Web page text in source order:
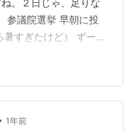
参議院選挙 早朝に投
すぎたけど） ずーっ
た着物）が入ってお
が、シミがすごかった
ていたからかキレイで
はキレイで一安心
1年前